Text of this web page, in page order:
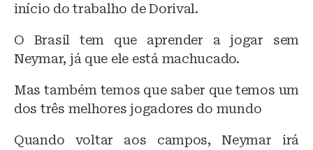
início do trabalho de Dorival.
O Brasil tem que aprender a jogar sem
Neymar, já que ele está machucado.
Mas também temos que saber que temos um
dos três melhores jogadores do mundo
Quando voltar aos campos, Neymar irá